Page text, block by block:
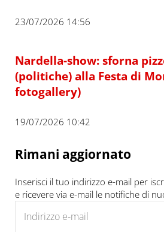
23/07/2026 14:56
Nardella-show: sforna
(politiche) alla Festa di
fotogallery)
19/07/2026 10:42
Rimani aggiornato
Inserisci il tuo indirizzo e-mail per
e ricevere via e-mail le notifiche di